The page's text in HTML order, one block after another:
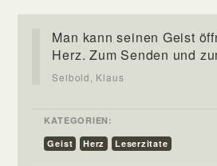
Man kann seinen Geist
Herz. Zum Senden und
Seibold, Klaus
KATEGORIEN:
Geist
Herz Leserzitate